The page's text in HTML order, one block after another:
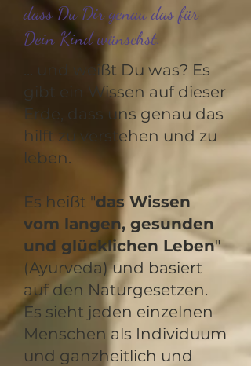
dass Du Dir genau das für
Dein Kind wünschst.
... und weißt Du was? Es
gibt ein Wissen auf dieser
Erde, dass uns genau das
hilft zu verstehen und zu
leben.
Es heißt "das Wissen
vom langen, gesunden
und glücklichen Leben"
(Ayurveda) und basiert
auf den Naturgesetzen.
Es sieht jeden einzelnen
Menschen als Individuum
und ganzheitlich und